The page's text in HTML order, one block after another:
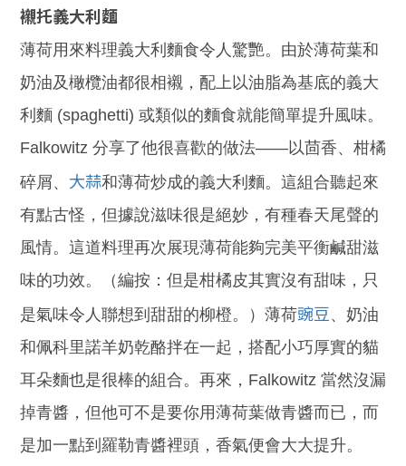
襯托義大利麵
薄荷用來料理義大利麵食令人驚艷。由於薄荷葉和
奶油及橄欖油都很相襯，配上以油脂為基底的義大
利麵 (spaghetti) 或類似的麵食就能簡單提升風味。
Falkowitz 分享了他很喜歡的做法——以茴香、柑橘
碎屑、 大蒜和薄荷炒成的義大利麵。這組合聽起來
有點古怪，但據說滋味很是絕妙，有種春天尾聲的
風情。這道料理再次展現薄荷能夠完美平衡鹹甜滋
味的功效。（編按：但是柑橘皮其實沒有甜味，只
是氣味令人聯想到甜甜的柳橙。）薄荷豌豆、奶油
和佩科里諾羊奶乾酪拌在一起，搭配小巧厚實的貓
耳朵麵也是很棒的組合。再來，Falkowitz 當然沒漏
掉青醬，但他可不是要你用薄荷葉做青醬而已，而
是加一點到羅勒青醬裡頭，香氣便會大大提升。